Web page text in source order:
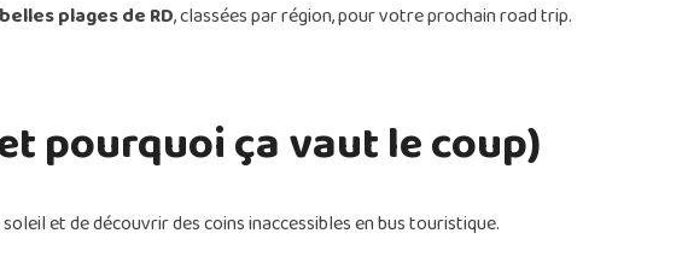
plages de RD, classées par région, pour votre prochain road trip.
pourquoi ça vaut le coup)
et de découvrir des coins inaccessibles en bus touristique.